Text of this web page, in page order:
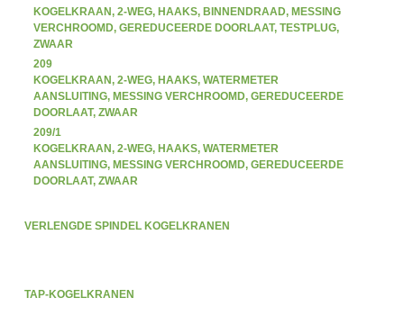
KOGELKRAAN, 2-WEG, HAAKS, BINNENDRAAD, MESSING
VERCHROOMD, GEREDUCEERDE DOORLAAT, TESTPLUG,
ZWAAR
209
KOGELKRAAN, 2-WEG, HAAKS, WATERMETER
AANSLUITING, MESSING VERCHROOMD, GEREDUCEERDE
DOORLAAT, ZWAAR
209/1
KOGELKRAAN, 2-WEG, HAAKS, WATERMETER
AANSLUITING, MESSING VERCHROOMD, GEREDUCEERDE
DOORLAAT, ZWAAR
VERLENGDE SPINDEL KOGELKRANEN
TAP-KOGELKRANEN